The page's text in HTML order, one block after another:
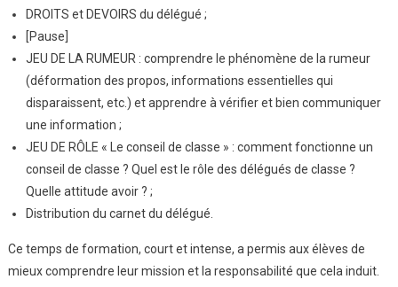
DROITS et DEVOIRS du délégué ;
[Pause]
JEU DE LA RUMEUR : comprendre le phénomène de la rumeur
(déformation des propos, informations essentielles qui
disparaissent, etc.) et apprendre à vérifier et bien communiquer
une information ;
JEU DE RÔLE « Le conseil de classe » : comment fonctionne un
conseil de classe ? Quel est le rôle des délégués de classe ?
Quelle attitude avoir ? ;
Distribution du carnet du délégué.
Ce temps de formation, court et intense, a permis aux élèves de
mieux comprendre leur mission et la responsabilité que cela induit.